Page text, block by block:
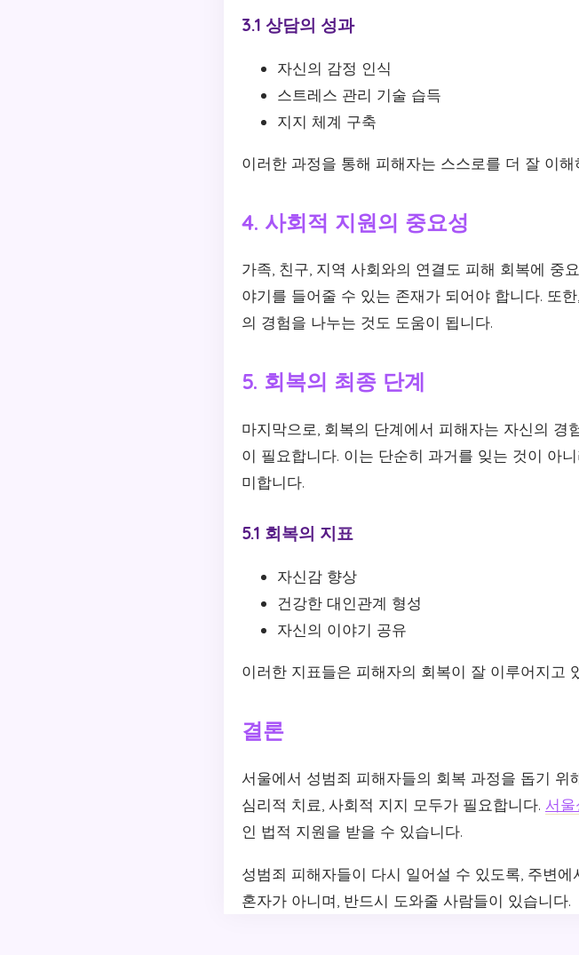
3.1 상담의 성과
자신의 감정 인식
스트레스 관리 기술 습득
지지 체계 구축
이러한 과정을 통해 피해자는 스스로를 더 잘 이
4. 사회적 지원의 중요성
가족, 친구, 지역 사회와의 연결도 피해 회복에 중
야기를 들어줄 수 있는 존재가 되어야 합니다. 또
의 경험을 나누는 것도 도움이 됩니다.
5. 회복의 최종 단계
마지막으로, 회복의 단계에서 피해자는 자신의
이 필요합니다. 이는 단순히 과거를 잊는 것이 아
미합니다.
5.1 회복의 지표
자신감 향상
건강한 대인관계 형성
자신의 이야기 공유
이러한 지표들은 피해자의 회복이 잘 이루어지고
결론
서울에서 성범죄 피해자들의 회복 과정을 돕기 위
심리적 치료, 사회적 지지 모두가 필요합니다. 서
인 법적 지원을 받을 수 있습니다.
성범죄 피해자들이 다시 일어설 수 있도록, 주변
혼자가 아니며, 반드시 도와줄 사람들이 있습니다.